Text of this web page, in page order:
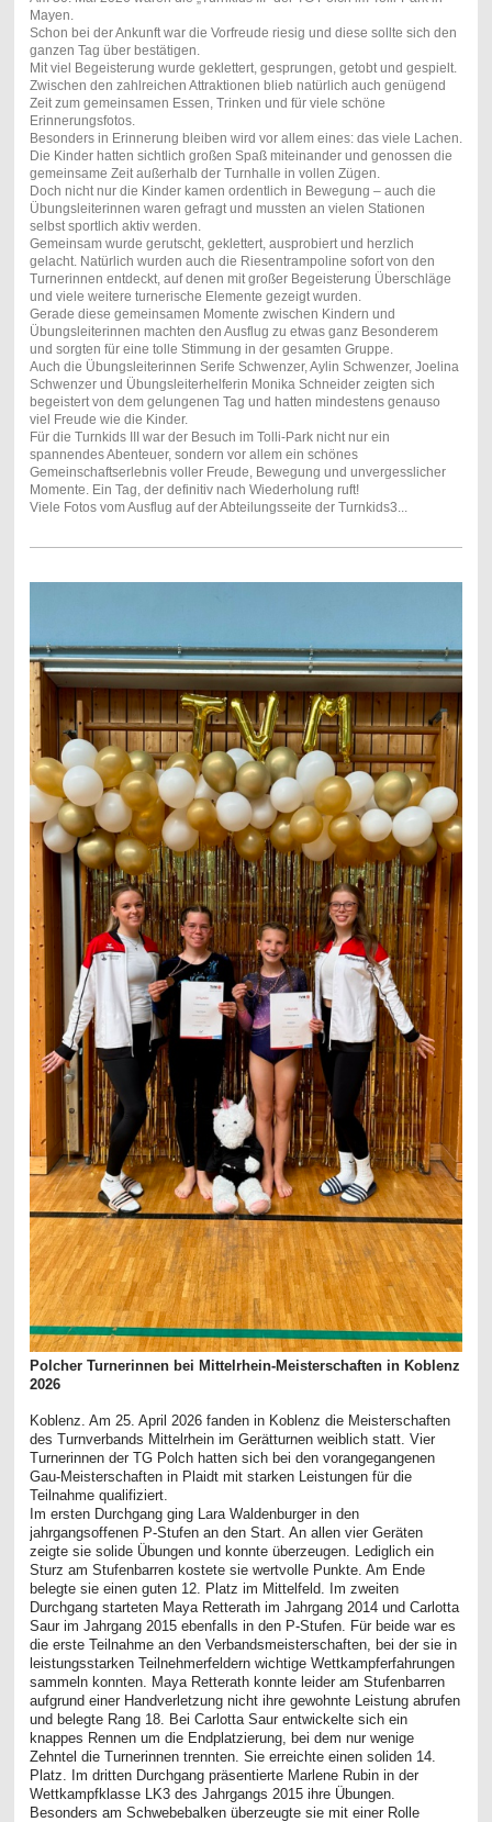
Mayen.
Schon bei der Ankunft war die Vorfreude riesig und diese sollte sich den
ganzen Tag über bestätigen.
Mit viel Begeisterung wurde geklettert, gesprungen, getobt und gespielt.
Zwischen den zahlreichen Attraktionen blieb natürlich auch genügend
Zeit zum gemeinsamen Essen, Trinken und für viele schöne
Erinnerungsfotos.
Besonders in Erinnerung bleiben wird vor allem eines: das viele Lachen.
Die Kinder hatten sichtlich großen Spaß miteinander und genossen die
gemeinsame Zeit außerhalb der Turnhalle in vollen Zügen.
Doch nicht nur die Kinder kamen ordentlich in Bewegung – auch die
Übungsleiterinnen waren gefragt und mussten an vielen Stationen
selbst sportlich aktiv werden.
Gemeinsam wurde gerutscht, geklettert, ausprobiert und herzlich
gelacht. Natürlich wurden auch die Riesentrampoline sofort von den
Turnerinnen entdeckt, auf denen mit großer Begeisterung Überschläge
und viele weitere turnerische Elemente gezeigt wurden.
Gerade diese gemeinsamen Momente zwischen Kindern und
Übungsleiterinnen machten den Ausflug zu etwas ganz Besonderem
und sorgten für eine tolle Stimmung in der gesamten Gruppe.
Auch die Übungsleiterinnen Serife Schwenzer, Aylin Schwenzer, Joelina
Schwenzer und Übungsleiterhelferin Monika Schneider zeigten sich
begeistert von dem gelungenen Tag und hatten mindestens genauso
viel Freude wie die Kinder.
Für die Turnkids III war der Besuch im Tolli-Park nicht nur ein
spannendes Abenteuer, sondern vor allem ein schönes
Gemeinschaftserlebnis voller Freude, Bewegung und unvergesslicher
Momente. Ein Tag, der definitiv nach Wiederholung ruft!
Viele Fotos vom Ausflug auf der Abteilungsseite der Turnkids3...
Polcher Turnerinnen bei Mittelrhein-Meisterschaften in Koblenz
2026
Koblenz. Am 25. April 2026 fanden in Koblenz die Meisterschaften
des Turnverbands Mittelrhein im Gerätturnen weiblich statt. Vier
Turnerinnen der TG Polch hatten sich bei den vorangegangenen
Gau-Meisterschaften in Plaidt mit starken Leistungen für die
Teilnahme qualifiziert.
Im ersten Durchgang ging Lara Waldenburger in den
jahrgangsoffenen P-Stufen an den Start. An allen vier Geräten
zeigte sie solide Übungen und konnte überzeugen. Lediglich ein
Sturz am Stufenbarren kostete sie wertvolle Punkte. Am Ende
belegte sie einen guten 12. Platz im Mittelfeld. Im zweiten
Durchgang starteten Maya Retterath im Jahrgang 2014 und Carlotta
Saur im Jahrgang 2015 ebenfalls in den P-Stufen. Für beide war es
die erste Teilnahme an den Verbandsmeisterschaften, bei der sie in
leistungsstarken Teilnehmerfeldern wichtige Wettkampferfahrungen
sammeln konnten. Maya Retterath konnte leider am Stufenbarren
aufgrund einer Handverletzung nicht ihre gewohnte Leistung abrufen
und belegte Rang 18. Bei Carlotta Saur entwickelte sich ein
knappes Rennen um die Endplatzierung, bei dem nur wenige
Zehntel die Turnerinnen trennten. Sie erreichte einen soliden 14.
Platz. Im dritten Durchgang präsentierte Marlene Rubin in der
Wettkampfklasse LK3 des Jahrgangs 2015 ihre Übungen.
Besonders am Schwebebalken überzeugte sie mit einer Rolle